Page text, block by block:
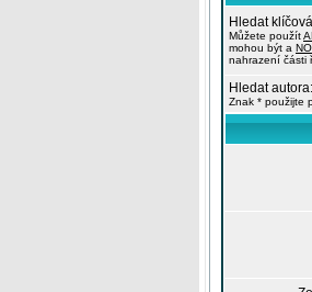
Hledat
Můžete použít
mohou být a
nahrazení části
Hledat autora:
Znak * použijte